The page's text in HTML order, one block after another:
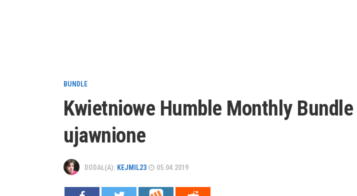
BUNDLE
Kwietniowe Humble Monthly Bundle
ujawnione
DODAŁ(A): KEJMIL23 05.04.2019